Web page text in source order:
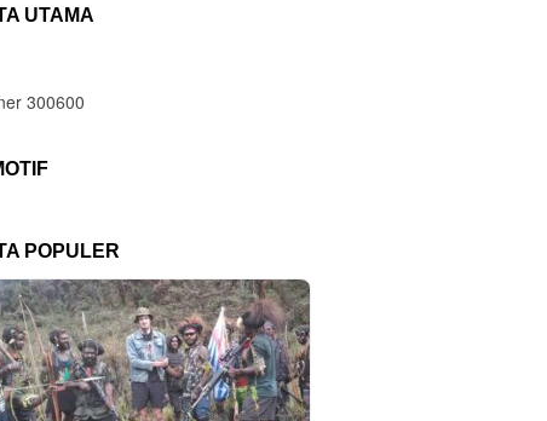
UTAMA
POPULER